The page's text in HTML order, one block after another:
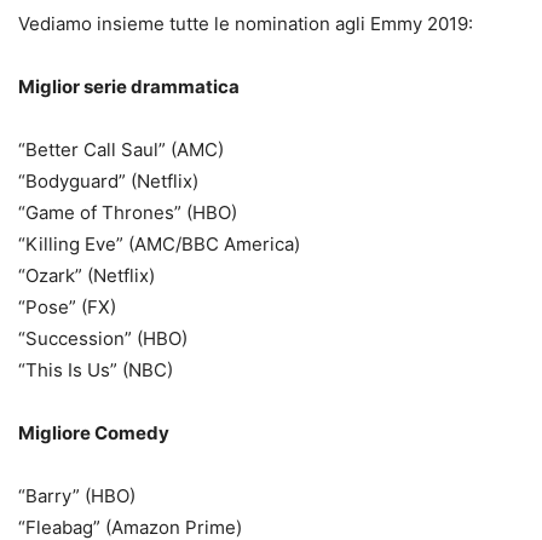
Vediamo insieme tutte le nomination agli Emmy 2019:
Miglior serie drammatica
“Better Call Saul” (AMC)
“Bodyguard” (Netflix)
“Game of Thrones” (HBO)
“Killing Eve” (AMC/BBC America)
“Ozark” (Netflix)
“Pose” (FX)
“Succession” (HBO)
“This Is Us” (NBC)
Migliore Comedy
“Barry” (HBO)
“Fleabag” (Amazon Prime)